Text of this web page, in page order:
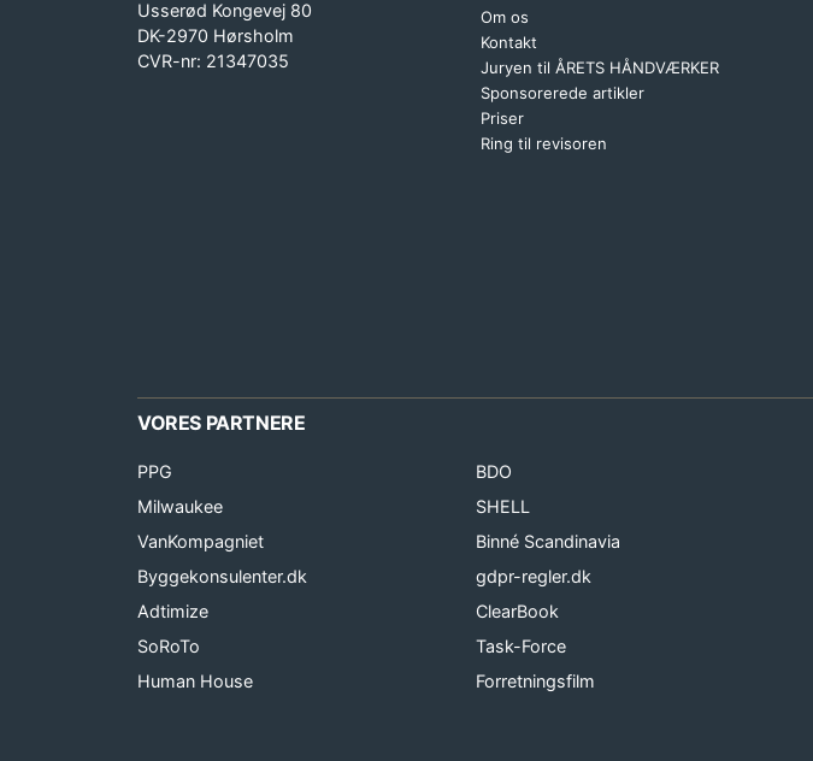
Usserød Kongevej 80
DK-2970 Hørsholm
CVR-nr: 21347035
Om os
Kontakt
Juryen til ÅRETS HÅNDVÆRKER
Sponsorerede artikler
Priser
Ring til revisoren
VORES PARTNERE
PPG BDO
Milwaukee
SHELL
VanKompagniet
Binné Scandinavia
Byggekonsulenter.dk
gdpr-regler.dk
Adtimize
ClearBook
SoRoTo
Task-Force
Human House
Forretningsfilm